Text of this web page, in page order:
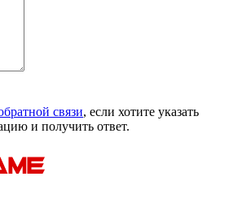
связи, если хотите указать
и получить ответ.